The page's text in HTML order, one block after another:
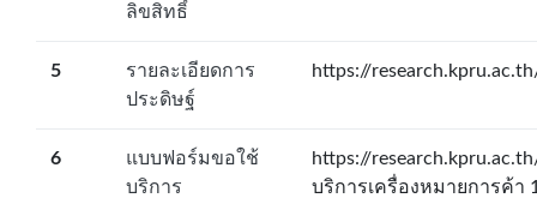
ลิขสิทธิ์
5
รายละเอียดการ
ประดิษฐ์
https://
6
แบบฟอร์มขอใช้
บริการ
https://
บริการเครื่องหมายการค้า